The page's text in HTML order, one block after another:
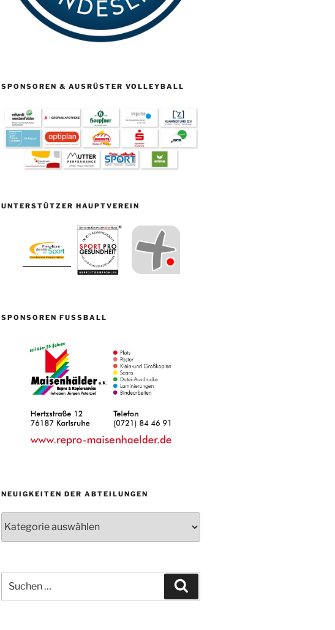
SPONSOREN & AUSRÜSTER VOLLEYBALL
UNTERSTÜTZER HAUPTVEREIN
SPONSOREN FUSSBALL
NEUIGKEITEN DER ABTEILUNGEN
der
Abteilungen
nach: